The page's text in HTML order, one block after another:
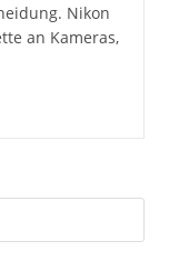
Nikon
an Kameras,